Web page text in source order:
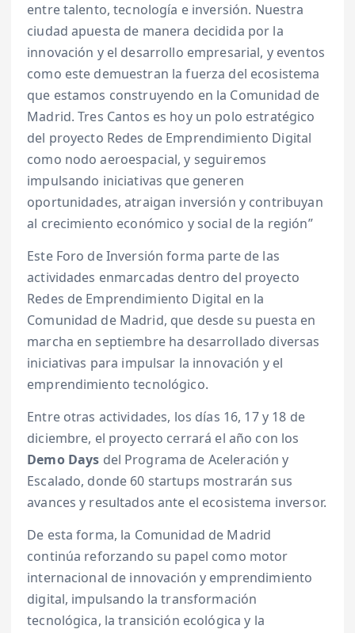
entre talento, tecnología e inversión. Nuestra
ciudad apuesta de manera decidida por la
innovación y el desarrollo empresarial, y eventos
como este demuestran la fuerza del ecosistema
que estamos construyendo en la Comunidad de
Madrid. Tres Cantos es hoy un polo estratégico
del proyecto Redes de Emprendimiento Digital
como nodo aeroespacial, y seguiremos
impulsando iniciativas que generen
oportunidades, atraigan inversión y contribuyan
al crecimiento económico y social de la región”
Este Foro de Inversión forma parte de las
actividades enmarcadas dentro del proyecto
Redes de Emprendimiento Digital en la
Comunidad de Madrid, que desde su puesta en
marcha en septiembre ha desarrollado diversas
iniciativas para impulsar la innovación y el
emprendimiento tecnológico.
Entre otras actividades, los días 16, 17 y 18 de
diciembre, el proyecto cerrará el año con los
Demo Days del Programa de Aceleración y
Escalado, donde 60 startups mostrarán sus
avances y resultados ante el ecosistema inversor.
De esta forma, la Comunidad de Madrid
continúa reforzando su papel como motor
internacional de innovación y emprendimiento
digital, impulsando la transformación
tecnológica, la transición ecológica y la